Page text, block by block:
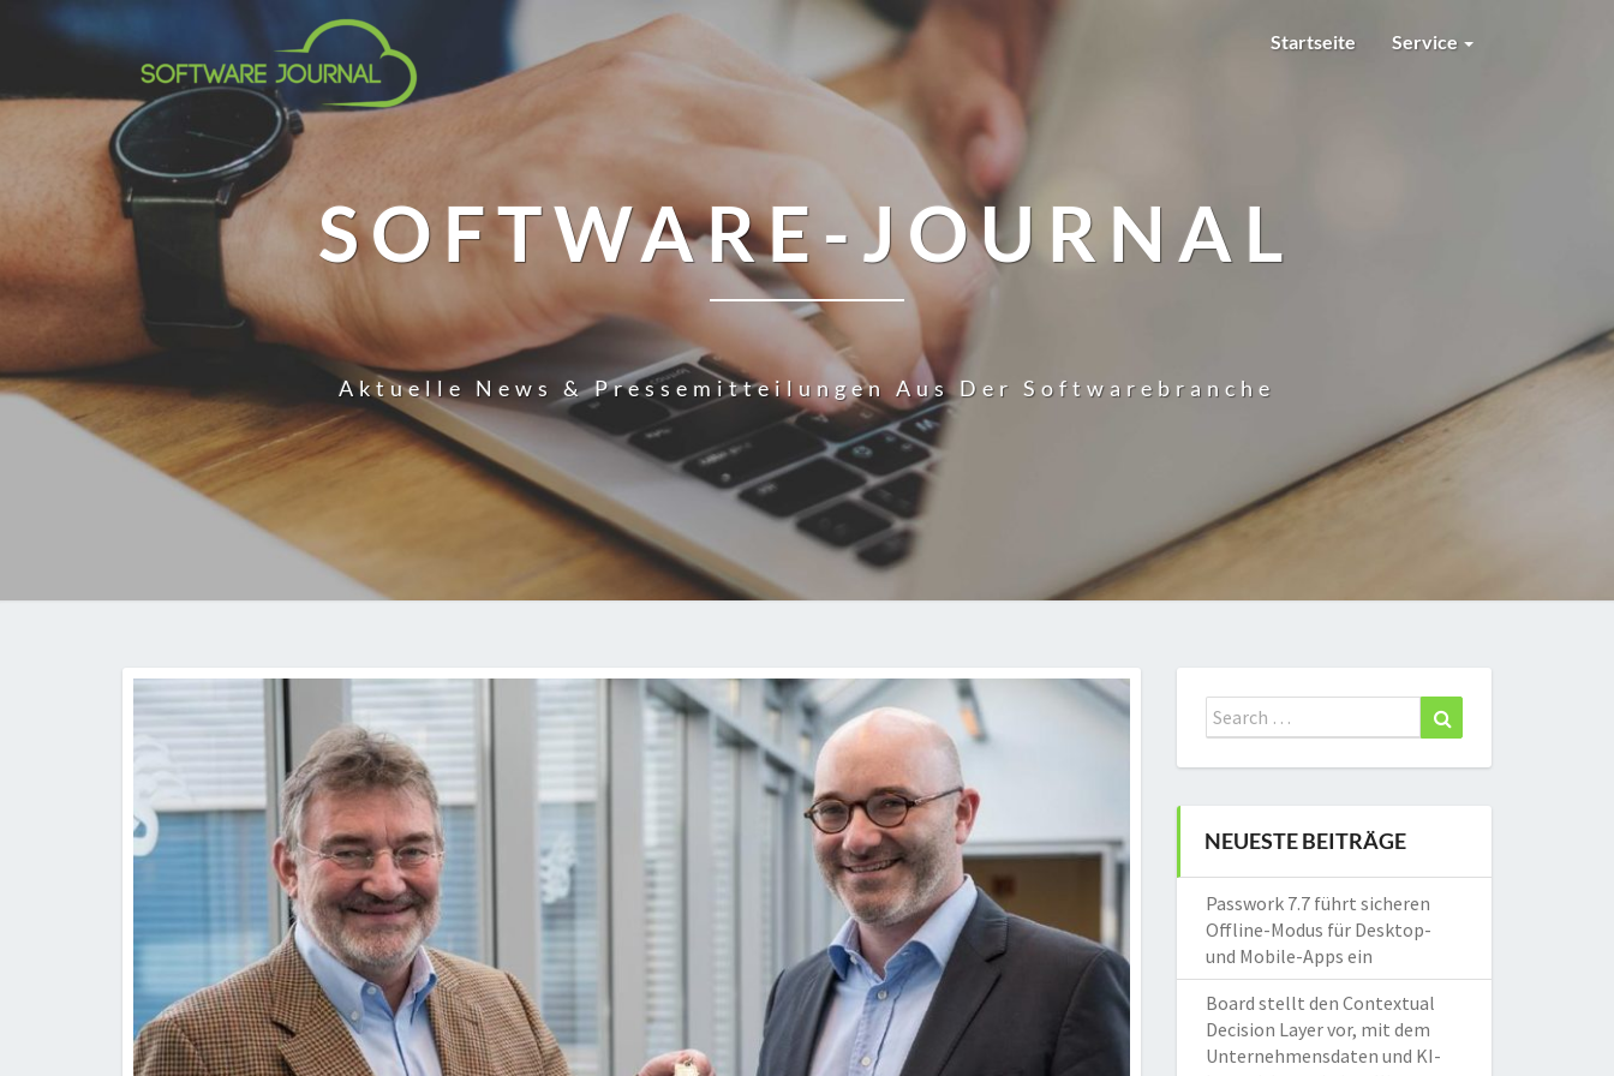
Startseite Service
SOFTWARE-JOURNAL
Aktuelle News & Pressemitteilungen Aus Der Softwarebranche
Search
for:
NEUESTE BEITRÄGE
Passwork 7.7 führt sicheren
Offline-Modus für Desktop-
und Mobile-Apps ein
Board stellt den Contextual
Decision Layer vor, mit dem
Unternehmensdaten und KI-